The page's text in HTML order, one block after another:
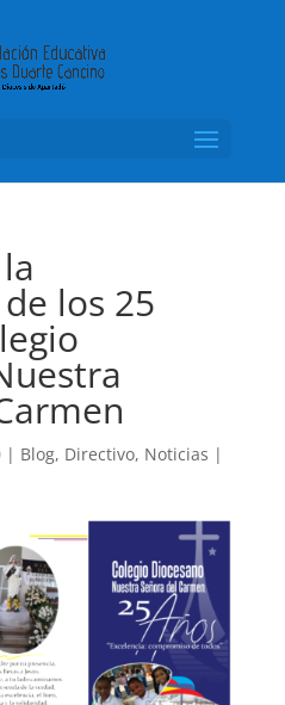
los 25
| Blog, Directivo, Noticias |